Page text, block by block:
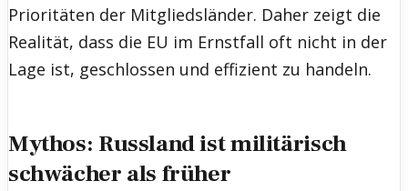
Prioritäten der Mitgliedsländer. Daher zeigt die
Realität, dass die EU im Ernstfall oft nicht in der
Lage ist, geschlossen und effizient zu handeln.
Mythos: Russland ist militärisch
schwächer als früher